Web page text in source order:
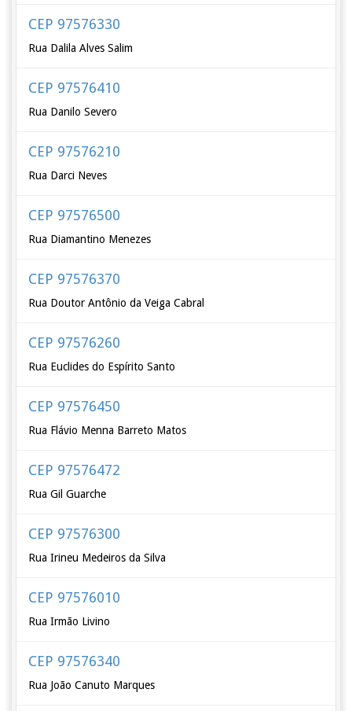
CEP 97576330
Rua Dalila Alves Salim
CEP 97576410
Rua Danilo Severo
CEP 97576210
Rua Darci Neves
CEP 97576500
Rua Diamantino Menezes
CEP 97576370
Rua Doutor Antônio da Veiga Cabral
CEP 97576260
Rua Euclides do Espírito Santo
CEP 97576450
Rua Flávio Menna Barreto Matos
CEP 97576472
Rua Gil Guarche
CEP 97576300
Rua Irineu Medeiros da Silva
CEP 97576010
Rua Irmão Livino
CEP 97576340
Rua João Canuto Marques